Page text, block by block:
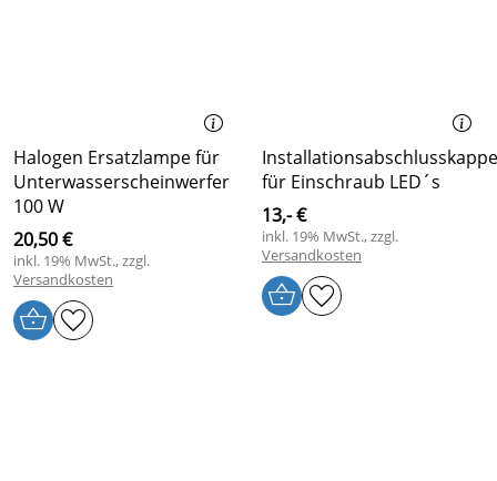
Halogen Ersatzlampe für
Unterwasserscheinwerfer
100 W
20,50 €
inkl. 19% MwSt., zzgl.
Versandkosten
Installationsabschlusskappe
für Einschraub LED´s
13,- €
inkl. 19% MwSt., zzgl.
Versandkosten